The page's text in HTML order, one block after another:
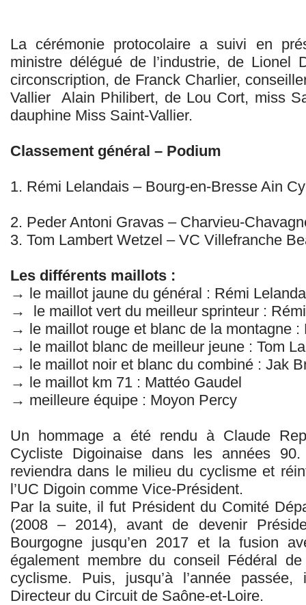
La cérémonie protocolaire a suivi en
ministre délégué de l’industrie, de Lionel
circonscription, de Franck Charlier,
Vallier Alain Philibert, de Lou Cort, miss
dauphine Miss Saint-Vallier.
Classement général – Podium
1. Rémi Lelandais – Bourg-en-Bresse Ain
2. Peder Antoni Gravas – Charvieu-
3. Tom Lambert Wetzel – VC Villefranche
Les différents maillots :
→ le maillot jaune du général : Rémi
→ le maillot vert du meilleur sprinteur :
→ le maillot rouge et blanc de la montagne :
→ le maillot blanc de meilleur jeune : Tom
→ le maillot noir et blanc du combiné : Jak
→ le maillot km 71 : Mattéo Gaudel
→ meilleure équipe : Moyon Percy
Un hommage a été rendu à Claude
Cycliste Digoinaise dans les années
reviendra dans le milieu du cyclisme et
l’UC Digoin comme Vice-Président.
Par la suite, il fut Président du Comité
(2008 – 2014), avant de devenir
Bourgogne jusqu’en 2017 et la fusion
également membre du conseil Fédéral
cyclisme. Puis, jusqu’à l’année
Directeur du Circuit de Saône-et-Loire.